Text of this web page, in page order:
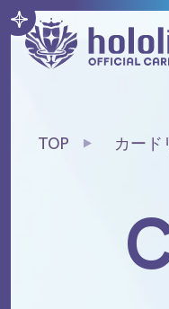
TOP カード